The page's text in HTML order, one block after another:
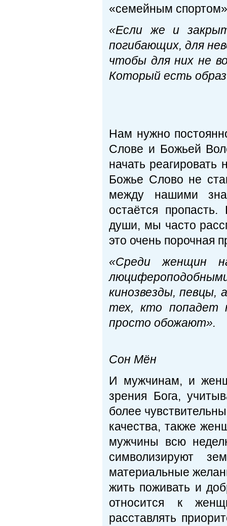
«семейным спортом»
«Если же и
погибающих, для
чтобы для них не
Который есть
Нам нужно
Слове и Божьей
начать
Божье Слово не
между нашими
остаётся
души, мы часто
это очень порочная
«Среди женщин
кинозвезды,
тех, кто
просто обожают».
Сон Мён
И мужчинам, и
зрения Бога,
более
качества, также
мужчины всю
символизируют
материальные
жить поживать и
относится к
расставлять